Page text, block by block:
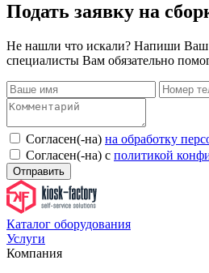
Подать заявку на
Не нашли что искали? Напиши
специалисты Вам обязательно
Согласен(-на) на обработку
Согласен(-на) с политикой
Отправить
Каталог оборудования
Услуги
Компания